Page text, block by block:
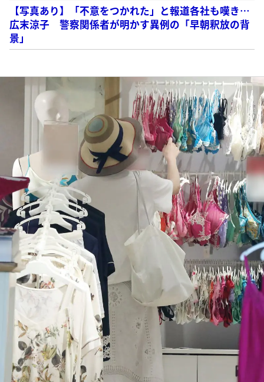
【写真あり】「不意をつかれた」と報道各社も嘆き…
広末涼子 警察関係者が明かす異例の「早朝釈放の背
景」